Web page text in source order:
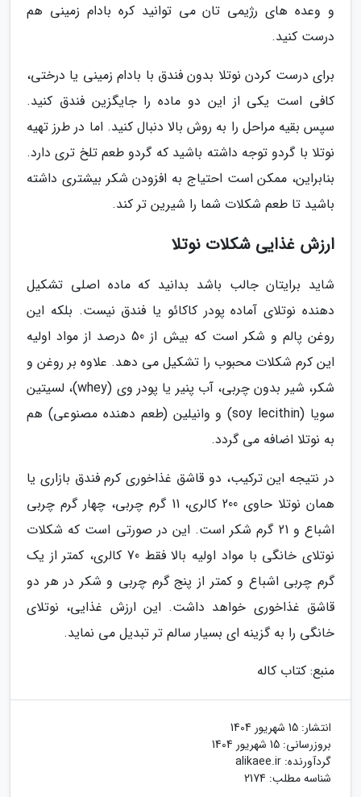
و وعده های رژیمی تان می توانید کره بادام زمینی هم
درست کنید.
برای درست کردن نوتلا بدون فندق با بادام زمینی یا درختی،
کافی است یکی از این دو ماده را جایگزین فندق کنید.
سپس بقیه مراحل را به روش بالا دنبال کنید. اما در طرز تهیه
نوتلا با گردو توجه داشته باشید که گردو طعم تلخ تری دارد.
بنابراین، ممکن است احتیاج به افزودن شکر بیشتری داشته
باشید تا طعم شکلات شما را شیرین تر کند.
ارزش غذایی شکلات نوتلا
شاید برایتان جالب باشد بدانید که ماده اصلی تشکیل
دهنده نوتلای آماده پودر کاکائو یا فندق نیست. بلکه این
روغن پالم و شکر است که بیش از 50 درصد از مواد اولیه
این کرم شکلات محبوب را تشکیل می دهد. علاوه بر روغن و
شکر، شیر بدون چربی، آب پنیر یا پودر وی (whey)، لسیتین
سویا (soy lecithin) و وانیلین (طعم دهنده مصنوعی) هم
به نوتلا اضافه می گردد.
در نتیجه این ترکیب، دو قاشق غذاخوری کرم فندق بازاری یا
همان نوتلا حاوی 200 کالری، 11 گرم چربی، چهار گرم چربی
اشباع و 21 گرم شکر است. این در صورتی است که شکلات
نوتلای خانگی با مواد اولیه بالا فقط 70 کالری، کمتر از یک
گرم چربی اشباع و کمتر از پنج گرم چربی و شکر در هر دو
قاشق غذاخوری خواهد داشت. این ارزش غذایی، نوتلای
خانگی را به گزینه ای بسیار سالم تر تبدیل می نماید.
منبع: کتاب کاله
انتشار: 15 شهریور 1404
بروزرسانی: 15 شهریور 1404
گردآورنده: alikaee.ir
شناسه مطلب: 2174